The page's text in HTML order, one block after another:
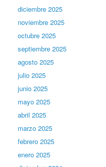
diciembre 2025
noviembre 2025
octubre 2025
septiembre 2025
agosto 2025
julio 2025
junio 2025
mayo 2025
abril 2025
marzo 2025
febrero 2025
enero 2025